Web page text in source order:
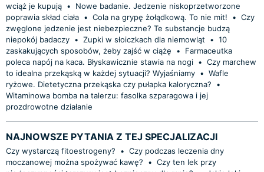
wciąż je kupują •
Nowe badanie. Jedzenie niskoprzetworzone
poprawia skład ciała • Cola na grypę żołądkową. To nie mit! • Czy
zwęglone jedzenie jest niebezpieczne? Te substancje budzą
niepokój badaczy • Zupki w słoiczkach dla niemowląt • 10
zaskakujących sposobów, żeby zajść w ciążę
•
Farmaceutka
poleca napój na kaca. Błyskawicznie stawia na nogi • Czy marchew
to idealna przekąską w każdej sytuacji? Wyjaśniamy • Wafle
ryżowe. Dietetyczna przekąska czy pułapka kaloryczna?
•
Witaminowa bomba na talerzu: fasolka szparagowa i jej
prozdrowotne działanie
NAJNOWSZE PYTANIA Z TEJ SPECJALIZACJI
Czy wystarczą fitoestrogeny? • Czy podczas leczenia dny
moczanowej można spożywać kawę?
• Czy ten lek przy